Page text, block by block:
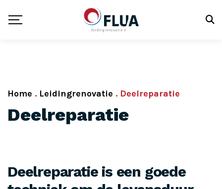
Deelreparatie
Home . Leidingrenovatie . Deelreparatie
Deelreparatie is een goede